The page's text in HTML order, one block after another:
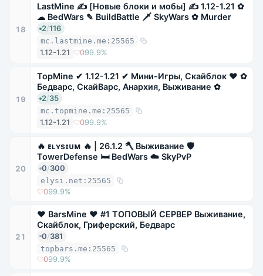
18
LastMine ✍ [Новые блоки и мобы] ✍ 1.12-1.21 ✿
☁ BedWars ✎ BuildBattle 🗡 SkyWars ✿ Murder
2/116
mc.lastmine.me:25565
1.12-1.21 099.9%
19
TopMine ✔ 1.12-1.21 ✔ Мини-Игры, Скайблок ❤ ✿
Бедварс, СкайВарс, Анархия, Выживание ✿
2/35
mc.topmine.me:25565
1.12-1.21 099.9%
20
🔥 ᴇʟʏsɪᴜᴍ 🔥 | 26.1.2 🪓 Выживание 🛡
TowerDefense 🛏 BedWars ☁ SkyPvP
0/300
elysi.net:25565
099.9%
21
❤ BarsMine ❤ #1 ТОПОВЫЙ СЕРВЕР Выживание,
Скайблок, Гриферский, Бедварс
0/381
topbars.me:25565
099.9%